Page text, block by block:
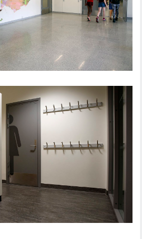
OSLO. FOTO: HUNDVEN-
(LINK